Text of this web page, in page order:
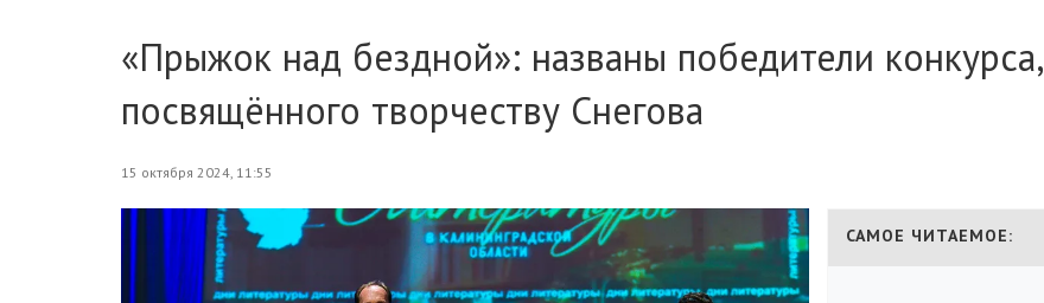
«Прыжок над бездной»: названы победители конкурса,
посвящённого творчеству Снегова
15 октября 2024, 11:55
САМОЕ ЧИТАЕМОЕ: